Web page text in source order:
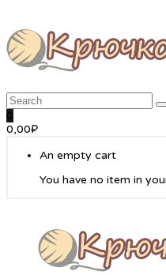
0
0,00₽
An empty cart
You have no item in